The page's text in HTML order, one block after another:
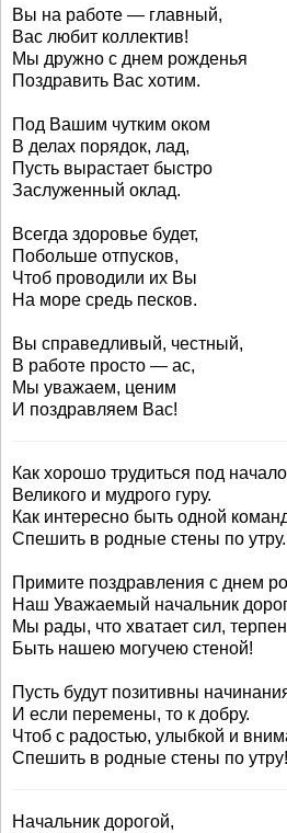
Вы на работе — главный,
Вас любит коллектив!
Мы дружно с днем рожденья
Поздравить Вас хотим.
Под Вашим чутким оком
В делах порядок, лад,
Пусть вырастает быстро
Заслуженный оклад.
Всегда здоровье будет,
Побольше отпусков,
Чтоб проводили их Вы
На море средь песков.
Вы справедливый, честный,
В работе просто — ас,
Мы уважаем, ценим
И поздравляем Вас!
Как хорошо трудиться под
Великого и мудрого гуру.
Как интересно быть одной
Спешить в родные стены по утру.
Примите поздравления с днем
Наш Уважаемый начальник
Мы рады, что хватает сил,
Быть нашею могучею стеной!
Пусть будут позитивны
И если перемены, то к добру.
Чтоб с радостью, улыбкой и
Спешить в родные стены по утру!
Начальник дорогой,